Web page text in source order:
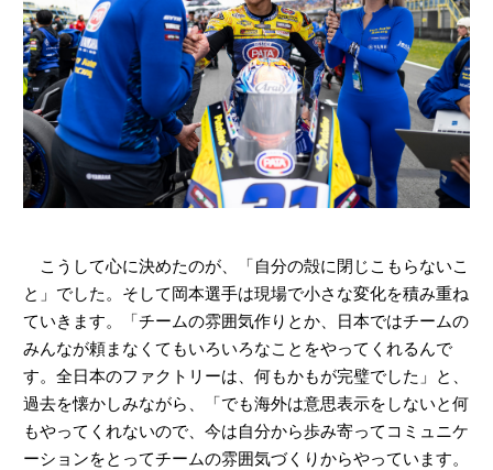
こうして心に決めたのが、「自分の殻に閉じこもらないこ
と」でした。そして岡本選手は現場で小さな変化を積み重ね
ていきます。「チームの雰囲気作りとか、日本ではチームの
みんなが頼まなくてもいろいろなことをやってくれるんで
す。全日本のファクトリーは、何もかもが完璧でした」と、
過去を懐かしみながら、「でも海外は意思表示をしないと何
もやってくれないので、今は自分から歩み寄ってコミュニケ
ーションをとってチームの雰囲気づくりからやっています。